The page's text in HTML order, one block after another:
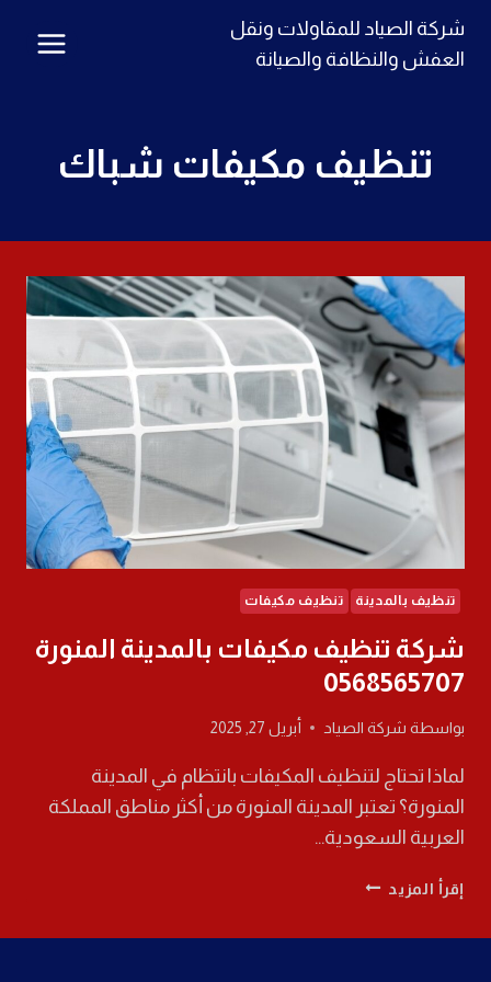
التجاوز
شركة الصياد للمقاولات ونقل
العفش والنظافة والصيانة
تنظيف مكيفات شباك
تنظيف بالمدينة تنظيف مكيفات
شركة تنظيف مكيفات بالمدينة المنورة
0568565707
بواسطة شركة الصياد أبريل 27, 2025
لماذا تحتاج لتنظيف المكيفات بانتظام في المدينة
المنورة؟ تعتبر المدينة المنورة من أكثر مناطق المملكة
العربية السعودية…
إقرأ المزيد شركة